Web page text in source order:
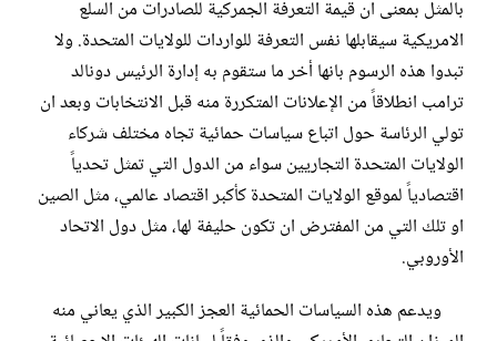
بالمثل بمعنى ان قيمة التعرفة الجمركية للصادرات من السلع
الامريكية سيقابلها نفس التعرفة للواردات للولايات المتحدة. ولا
تبدوا هذه الرسوم بانها أخر ما ستقوم به إدارة الرئيس دونالد
ترامب انطلاقاً من الإعلانات المتكررة منه قبل الانتخابات وبعد ان
تولي الرئاسة حول اتباع سياسات حمائية تجاه مختلف شركاء
الولايات المتحدة التجاريين سواء من الدول التي تمثل تحدياً
اقتصادياً لموقع الولايات المتحدة كأكبر اقتصاد عالمي، مثل الصين
او تلك التي من المفترض ان تكون حليفة لها، مثل دول الاتحاد
الأوروبي.
ويدعم هذه السياسات الحمائية العجز الكبير الذي يعاني منه